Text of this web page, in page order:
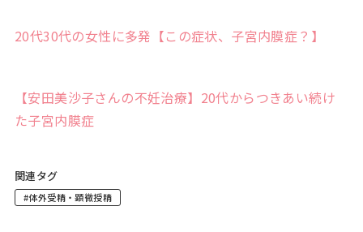
20代30代の女性に多発【この症状、子宮内膜症？】
【安田美沙子さんの不妊治療】20代からつきあい続け
た子宮内膜症
関連タグ
#体外受精・顕微授精